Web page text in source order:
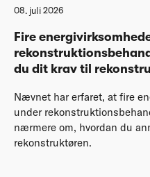
08. juli 2026
Fire
du dit krav til
Nævnet har erfaret, at fire
under rekonstruktionsbehandling. Her
nærmere om, hvordan du
rekonstruktøren.